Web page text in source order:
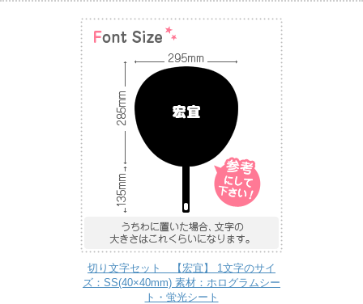
切り文字セット 【宏宜】 1文字のサイ
ズ：SS(40×40mm) 素材：ホログラムシー
ト・蛍光シート